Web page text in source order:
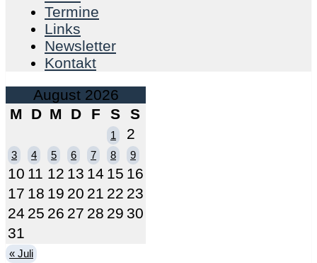
Termine
Links
Newsletter
Kontakt
August 2026
M
D M D F S S
1 2
3 4 5 6 7 8 9
10 11 12 13 14 15 16
17 18 19 20 21 22 23
24 25 26 27 28 29 30
31
« Juli